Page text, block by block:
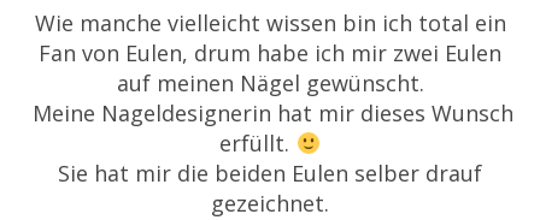
Wie manche vielleicht wissen bin ich total ein
Fan von Eulen, drum habe ich mir zwei Eulen
auf meinen Nägel gewünscht.
Meine Nageldesignerin hat mir dieses Wunsch
erfüllt.
Sie hat mir die beiden Eulen selber drauf
gezeichnet.